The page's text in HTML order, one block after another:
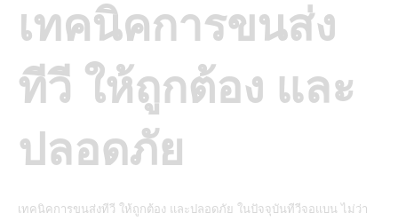
เทคนิคการขนส่ง
ทีวี ให้ถูกต้อง และ
ปลอดภัย
เทคนิคการขนส่งทีวี ให้ถูกต้อง และปลอดภัย ในปัจจุบันทีวีจอแบน ไม่ว่า